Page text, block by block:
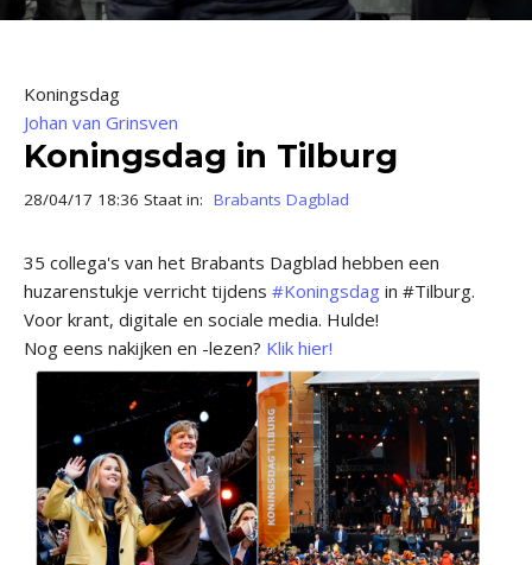
Koningsdag
Johan van Grinsven
Koningsdag in Tilburg
28/04/17 18:36 Staat in: Brabants Dagblad
35 collega's van het Brabants Dagblad hebben een
huzarenstukje verricht tijdens #Koningsdag in #Tilburg.
Voor krant, digitale en sociale media. Hulde!
Nog eens nakijken en -lezen? Klik hier!